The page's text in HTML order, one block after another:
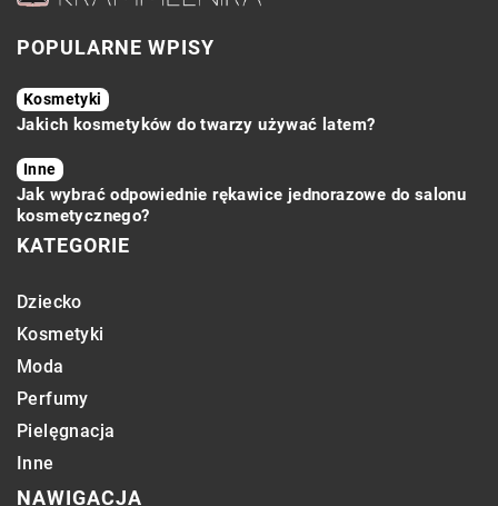
POPULARNE WPISY
Kosmetyki
Jakich kosmetyków do twarzy używać latem?
Inne
Jak wybrać odpowiednie rękawice jednorazowe do salonu
kosmetycznego?
KATEGORIE
Dziecko
Kosmetyki
Moda
Perfumy
Pielęgnacja
Inne
NAWIGACJA